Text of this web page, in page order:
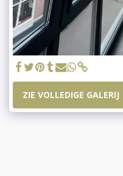
ZIE VOLLEDIGE GALERIJ